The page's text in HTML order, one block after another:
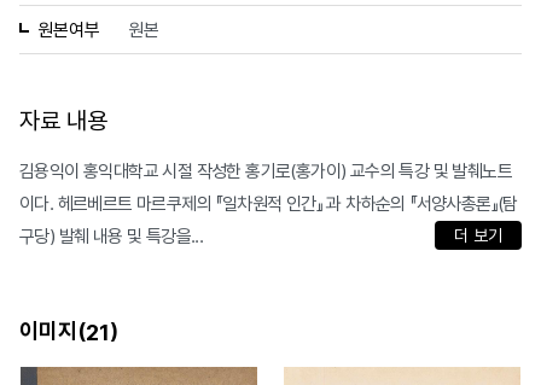
원본여부 원본
자료 내용
김용익이 홍익대학교 시절 작성한 홍기로(홍가이) 교수의 특강 및 발췌노트
이다. 헤르베르트 마르쿠제의 『일차원적 인간』 과 차하순의 『서양사총론』(탐
구당) 발췌 내용 및 특강을...
더 보기
이미지(21)